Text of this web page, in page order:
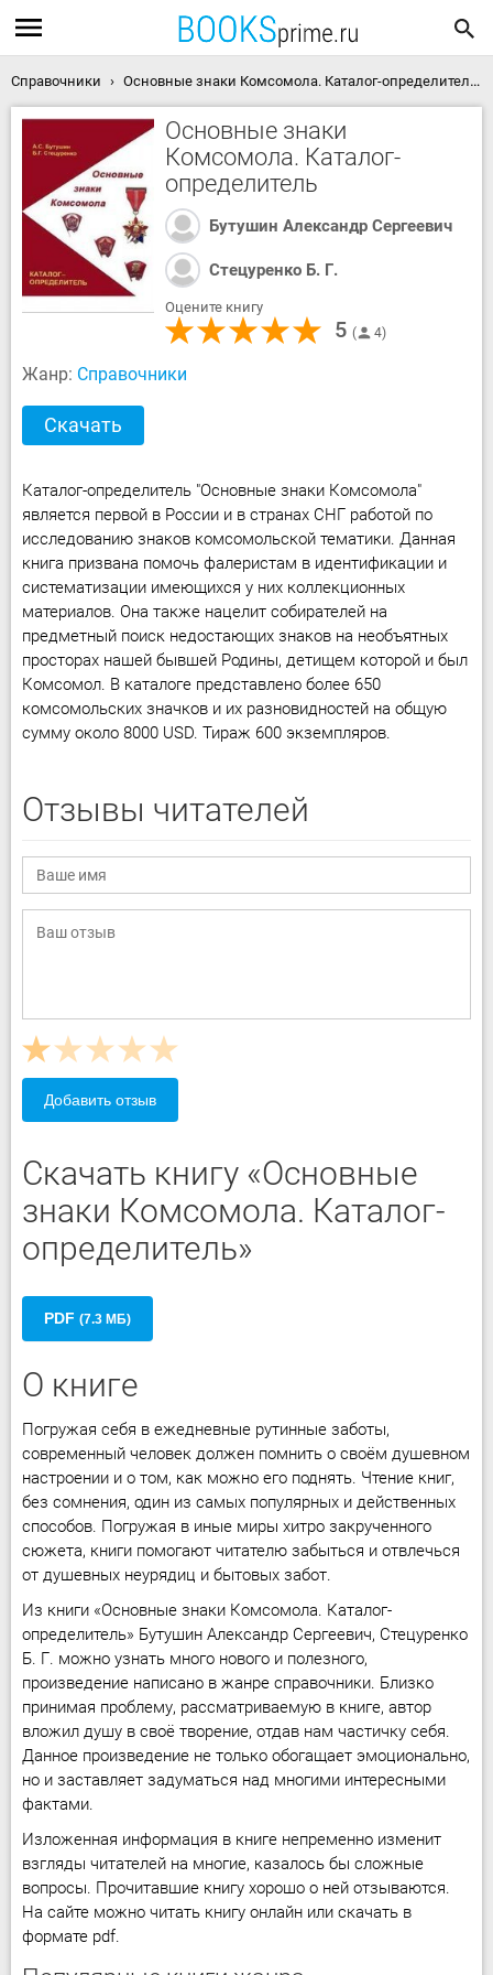
Справочники Основные знаки Комсомола. Каталог-определитель скачать книгу
Основные знаки
Комсомола. Каталог-
определитель
Бутушин Александр Сергеевич
Стецуренко Б. Г.
Оцените книгу
5 4
Жанр: Справочники
Скачать
Каталог-определитель "Основные знаки Комсомола"
является первой в России и в странах СНГ работой по
исследованию знаков комсомольской тематики. Данная
книга призвана помочь фалеристам в идентификации и
систематизации имеющихся у них коллекционных
материалов. Она также нацелит собирателей на
предметный поиск недостающих знаков на необъятных
просторах нашей бывшей Родины, детищем которой и был
Комсомол. В каталоге представлено более 650
комсомольских значков и их разновидностей на общую
сумму около 8000 USD. Тираж 600 экземпляров.
Отзывы читателей
Добавить отзыв
Скачать книгу «Основные
знаки Комсомола. Каталог-
определитель»
PDF (7.3 МБ)
О книге
Погружая себя в ежедневные рутинные заботы,
современный человек должен помнить о своём душевном
настроении и о том, как можно его поднять. Чтение книг,
без сомнения, один из самых популярных и действенных
способов. Погружая в иные миры хитро закрученного
сюжета, книги помогают читателю забыться и отвлечься
от душевных неурядиц и бытовых забот.
Из книги «Основные знаки Комсомола. Каталог-
определитель» Бутушин Александр Сергеевич, Стецуренко
Б. Г. можно узнать много нового и полезного,
произведение написано в жанре справочники. Близко
принимая проблему, рассматриваемую в книге, автор
вложил душу в своё творение, отдав нам частичку себя.
Данное произведение не только обогащает эмоционально,
но и заставляет задуматься над многими интересными
фактами.
Изложенная информация в книге непременно изменит
взгляды читателей на многие, казалось бы сложные
вопросы. Прочитавшие книгу хорошо о ней отзываются.
На сайте можно читать книгу онлайн или скачать в
формате pdf.